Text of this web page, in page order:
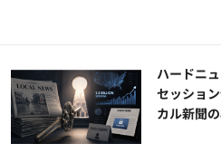
ハードニ
セッショ
カル新聞